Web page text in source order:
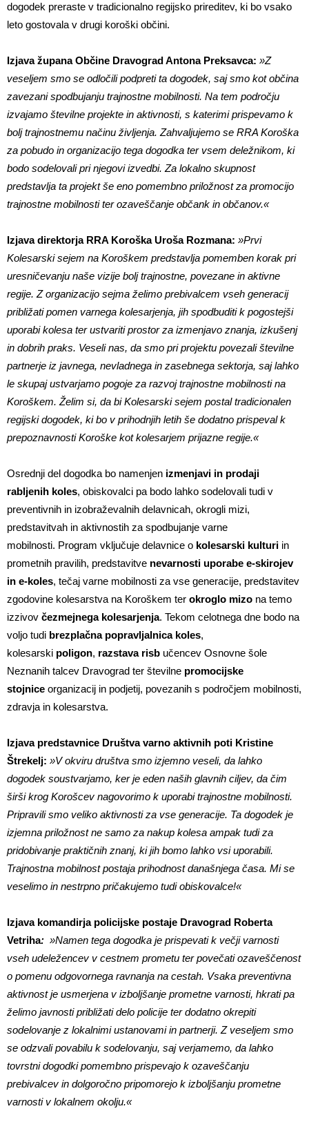
dogodek preraste v tradicionalno regijsko prireditev, ki bo vsako
leto gostovala v drugi koroški občini.
Izjava župana Občine Dravograd Antona Preksavca: »Z
veseljem smo se odločili podpreti ta dogodek, saj smo kot občina
zavezani spodbujanju trajnostne mobilnosti. Na tem področju
izvajamo številne projekte in aktivnosti, s katerimi prispevamo k
bolj trajnostnemu načinu življenja. Zahvaljujemo se RRA Koroška
za pobudo in organizacijo tega dogodka ter vsem deležnikom, ki
bodo sodelovali pri njegovi izvedbi. Za lokalno skupnost
predstavlja ta projekt še eno pomembno priložnost za promocijo
trajnostne mobilnosti ter ozaveščanje občank in občanov.«
Izjava direktorja RRA Koroška Uroša Rozmana: »Prvi
Kolesarski sejem na Koroškem predstavlja pomemben korak pri
uresničevanju naše vizije bolj trajnostne, povezane in aktivne
regije. Z organizacijo sejma želimo prebivalcem vseh generacij
približati pomen varnega kolesarjenja, jih spodbuditi k pogostejši
uporabi kolesa ter ustvariti prostor za izmenjavo znanja, izkušenj
in dobrih praks. Veseli nas, da smo pri projektu povezali številne
partnerje iz javnega, nevladnega in zasebnega sektorja, saj lahko
le skupaj ustvarjamo pogoje za razvoj trajnostne mobilnosti na
Koroškem. Želim si, da bi Kolesarski sejem postal tradicionalen
regijski dogodek, ki bo v prihodnjih letih še dodatno prispeval k
prepoznavnosti Koroške kot kolesarjem prijazne regije.«
Osrednji del dogodka bo namenjen izmenjavi in prodaji
rabljenih koles, obiskovalci pa bodo lahko sodelovali tudi v
preventivnih in izobraževalnih delavnicah, okrogli mizi,
predstavitvah in aktivnostih za spodbujanje varne
mobilnosti. Program vključuje delavnice o kolesarski kulturi in
prometnih pravilih, predstavitve nevarnosti uporabe e-skirojev
in e-koles, tečaj varne mobilnosti za vse generacije, predstavitev
zgodovine kolesarstva na Koroškem ter okroglo mizo na temo
izzivov čezmejnega kolesarjenja. Tekom celotnega dne bodo na
voljo tudi brezplačna popravljalnica koles,
kolesarski poligon, razstava risb učencev Osnovne šole
Neznanih talcev Dravograd ter številne promocijske
stojnice organizacij in podjetij, povezanih s področjem mobilnosti,
zdravja in kolesarstva.
Izjava predstavnice Društva varno aktivnih poti Kristine
Štrekelj: »V okviru društva smo izjemno veseli, da lahko
dogodek soustvarjamo, ker je eden naših glavnih ciljev, da čim
širši krog Korošcev nagovorimo k uporabi trajnostne mobilnosti.
Pripravili smo veliko aktivnosti za vse generacije. Ta dogodek je
izjemna priložnost ne samo za nakup kolesa ampak tudi za
pridobivanje praktičnih znanj, ki jih bomo lahko vsi uporabili.
Trajnostna mobilnost postaja prihodnost današnjega časa. Mi se
veselimo in nestrpno pričakujemo tudi obiskovalce!«
Izjava komandirja policijske postaje Dravograd Roberta
Vetriha: »Namen tega dogodka je prispevati k večji varnosti
vseh udeležencev v cestnem prometu ter povečati ozaveščenost
o pomenu odgovornega ravnanja na cestah. Vsaka preventivna
aktivnost je usmerjena v izboljšanje prometne varnosti, hkrati pa
želimo javnosti približati delo policije ter dodatno okrepiti
sodelovanje z lokalnimi ustanovami in partnerji. Z veseljem smo
se odzvali povabilu k sodelovanju, saj verjamemo, da lahko
tovrstni dogodki pomembno prispevajo k ozaveščanju
prebivalcev in dolgoročno pripomorejo k izboljšanju prometne
varnosti v lokalnem okolju.«